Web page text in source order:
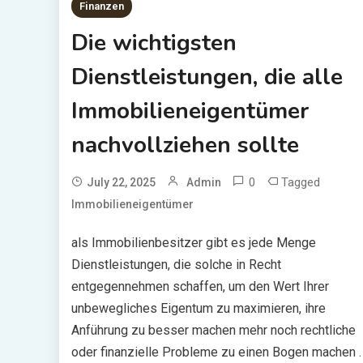
Finanzen
Die wichtigsten
Dienstleistungen, die alle
Immobilieneigentümer
nachvollziehen sollte
July 22, 2025 Admin 0 Tagged
Immobilieneigentümer
als Immobilienbesitzer gibt es jede Menge
Dienstleistungen, die solche in Recht
entgegennehmen schaffen, um den Wert Ihrer
unbewegliches Eigentum zu maximieren, ihre
Anführung zu besser machen mehr noch rechtliche
oder finanzielle Probleme zu einen Bogen machen